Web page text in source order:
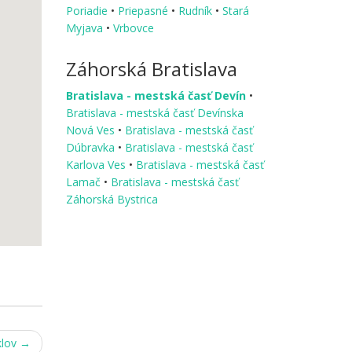
→
Poriadie • Priepasné • Rudník • Stará
Myjava • Vrbovce
Záhorská Bratislava
Bratislava - mestská časť Devín •
Bratislava - mestská časť Devínska
Nová Ves • Bratislava - mestská časť
Dúbravka • Bratislava - mestská časť
Karlova Ves • Bratislava - mestská časť
Lamač • Bratislava - mestská časť
Záhorská Bystrica